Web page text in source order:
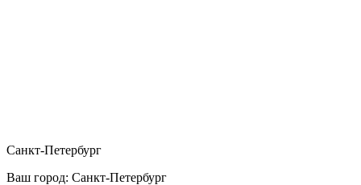
Санкт-Петербург
Ваш город: Санкт-Петербург